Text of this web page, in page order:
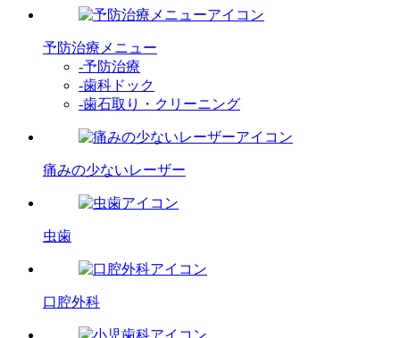
予防治療メニュー
-予防治療
-歯科ドック
-歯石取り・クリーニング
痛みの少ないレーザー
虫歯
口腔外科